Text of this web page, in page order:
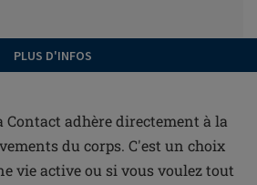
PLUS D'INFOS
Contact adhère directement à la
du corps. C'est un choix
vie active ou si vous voulez tout